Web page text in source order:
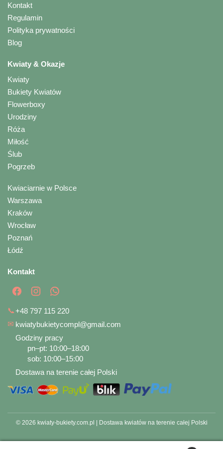
Kontakt
Regulamin
Polityka prywatności
Blog
Kwiaty & Okazje
Kwiaty
Bukiety Kwiatów
Flowerboxy
Urodziny
Róża
Miłość
Ślub
Pogrzeb
Kwiaciarnie w Polsce
Warszawa
Kraków
Wrocław
Poznań
Łódź
Kontakt
📞+48 797 115 220
✉ kwiatybukietycompl@gmail.com
Godziny pracy
pn–pt: 10:00–18:00
sob: 10:00–15:00
Dostawa na terenie całej Polski
© 2026 kwiaty-bukiety.com.pl | Dostawa kwiatów na terenie całej Polski